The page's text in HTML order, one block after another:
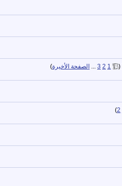
(
1
2
3 الصفحة الأخيرة)
2
)